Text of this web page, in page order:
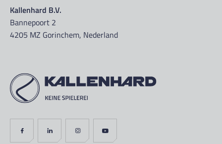
Kallenhard B.V.
Bannepoort 2
4205 MZ Gorinchem, Nederland